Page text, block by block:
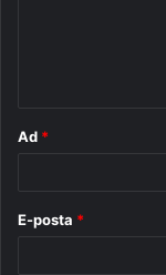
Ad *
E-posta *